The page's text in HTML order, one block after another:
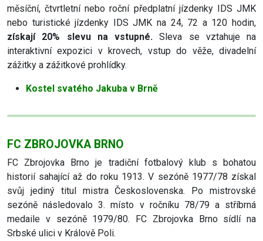
měsíční, čtvrtletní nebo roční předplatní jízdenky IDS JMK
nebo turistické jízdenky IDS JMK na 24, 72 a 120 hodin,
získají 20% slevu na vstupné.Sleva se vztahuje na
interaktivní expozici v krovech, vstup do věže, divadelní
zážitky a zážitkové prohlídky.
Kostel svatého Jakuba v Brně
FC ZBROJOVKA BRNO
FC Zbrojovka Brno je tradiční fotbalový klub s bohatou
historií sahající až do roku 1913. V sezóně 1977/78 získal
svůj jediný titul mistra Československa. Po mistrovské
sezóně následovalo 3. místo v ročníku 78/79 a stříbrná
medaile v sezóně 1979/80. FC Zbrojovka Brno sídlí na
Srbské ulici v Králově Poli.